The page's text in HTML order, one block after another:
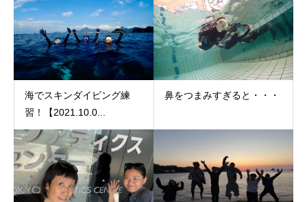
海でスキンダイビング練
習！【2021.10.0...
鼻をつまみすぎると・・・